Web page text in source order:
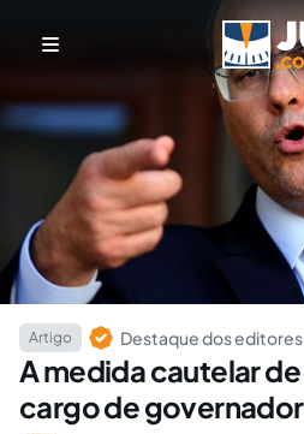
Artigo Destaque dos editores
A medida cautelar
cargo de governador